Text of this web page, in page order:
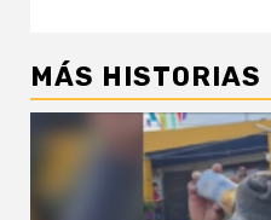
MÁS HISTORIAS